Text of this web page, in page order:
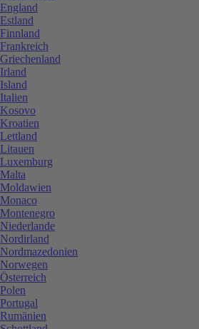
England
Estland
Finnland
Frankreich
Griechenland
Irland
Island
Italien
Kosovo
Kroatien
Lettland
Litauen
Luxemburg
Malta
Moldawien
Monaco
Montenegro
Niederlande
Nordirland
Nordmazedonien
Norwegen
Österreich
Polen
Portugal
Rumänien